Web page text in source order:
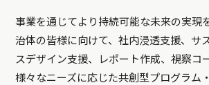
事業を通じてより持続可能な未来の実現
治体の皆様に向けて、社内浸透支援、サ
スデザイン支援、レポート作成、視察コ
様々なニーズに応じた共創型プログラム